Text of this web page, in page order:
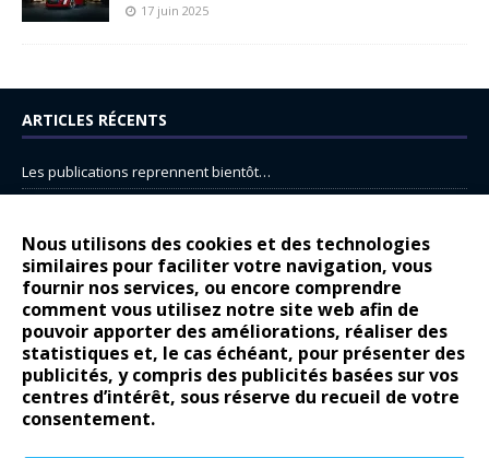
Nous utilisons des cookies et des technologies
similaires pour faciliter votre navigation, vous
fournir nos services, ou encore comprendre
comment vous utilisez notre site web afin de
pouvoir apporter des améliorations, réaliser des
statistiques et, le cas échéant, pour présenter des
publicités, y compris des publicités basées sur vos
centres d’intérêt, sous réserve du recueil de votre
consentement.
17 juin 2025
ARTICLES RÉCENTS
Les publications reprennent bientôt…
14 juillet : nouveau film de marque pour Citroën
Renault Espace : voyage, voyage…
Peugeot E-208 GTi : naissance d’une légende
COMMENTAIRES RÉCENTS
Bernard DardartdansDacia Sandero : pour les gens vrais